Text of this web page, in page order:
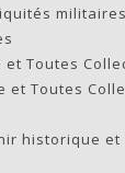
militaires
Toutes
et Toutes
historique et